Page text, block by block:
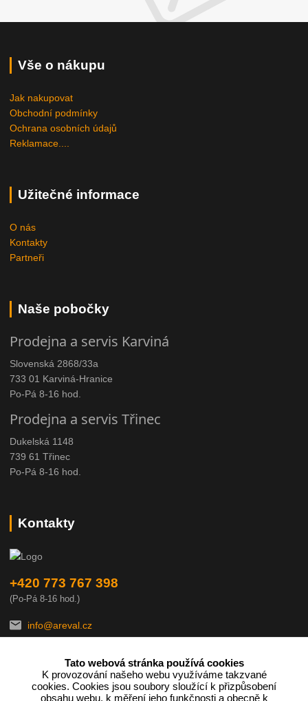
Vše o nákupu
Jak nakupovat
Obchodní podmínky
Ochrana osobních údajů
Reklamace....
Užitečné informace
O nás
Kontakty
Partneři
Naše pobočky
Prodejna a servis Karviná
Slovenská 2868/33a
733 01 Karviná-Hranice
Po-Pá 8-16 hod.
Prodejna a servis Třinec
Dukelská 1148
739 61 Třinec
Po-Pá 8-16 hod.
Kontakty
+420 773 767 398
(Po-Pá 8-16 hod.)
info@areval.cz
Tato webová stránka používá cookies
K provozování našeho webu využíváme takzvané
cookies. Cookies jsou soubory sloužící k přizpůsobení
obsahu webu, k měření jeho funkčnosti a obecně k